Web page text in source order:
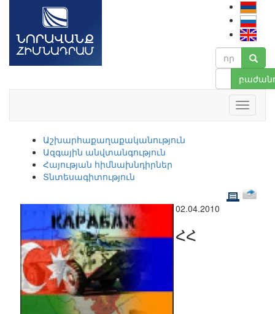
Աշխարհաքաղաքականություն
Ազգային անվտանգություն
Հայության հիմնախնդիրներ
Տնտեսագիտություն
02.04.2010
ՀՀ